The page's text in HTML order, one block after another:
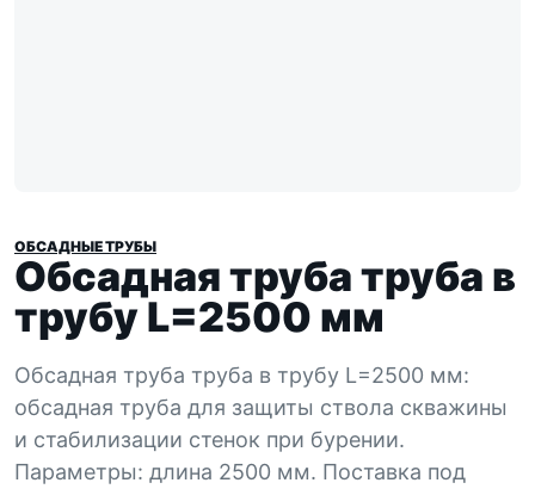
ОБСАДНЫЕ ТРУБЫ
Обсадная труба труба в
трубу L=2500 мм
Обсадная труба труба в трубу L=2500 мм:
обсадная труба для защиты ствола скважины
и стабилизации стенок при бурении.
Параметры: длина 2500 мм. Поставка под